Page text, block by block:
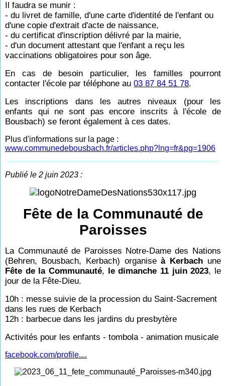
Il faudra se munir :
- du livret de famille, d'une carte d'identité de l'enfant ou
d'une copie d'extrait d'acte de naissance,
- du certificat d'inscription délivré par la mairie,
- d'un document attestant que l'enfant a reçu les
vaccinations obligatoires pour son âge.
En cas de besoin particulier, les familles pourront
contacter l'école par téléphone au03 87 84 51 78.
Les inscriptions dans les autres niveaux (pour les
enfants qui ne sont pas encore inscrits à l'école de
Bousbach) se feront également à ces dates.
Plus d'informations sur la page :
www.communedebousbach.fr/articles.php?lng=fr&pg=1906
Publié le 2 juin 2023 :
Fête de la Communauté de
Paroisses
La Communauté de Paroisses Notre-Dame des Nations
(Behren, Bousbach, Kerbach) organiseà Kerbach une
Fête de la Communauté, le dimanche 11 juin 2023, le
jour de la Fête-Dieu.
10h : messe suivie de la procession du Saint-Sacrement
dans les rues de Kerbach
12h : barbecue dans les jardins du presbytère
Activités pour les enfants - tombola - animation musicale
facebook.com/profile....